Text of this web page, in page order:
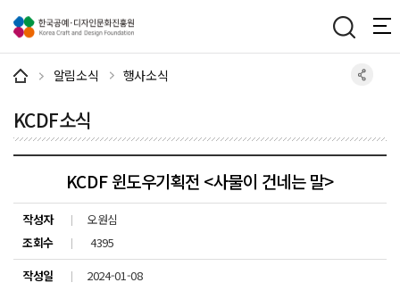
알림소식 행사소식
KCDF소식
KCDF 윈도우기획전 <사물이 건네는 말>
작성자
오원심
조회수
4395
작성일
2024-01-08